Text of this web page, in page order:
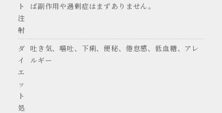
ト
注
射
ば副作用や過剰症はまずありません。
ダ
イ
エ
ッ
ト
処
吐き気、嘔吐、下痢、便秘、倦怠感、低血糖、アレ
ルギー